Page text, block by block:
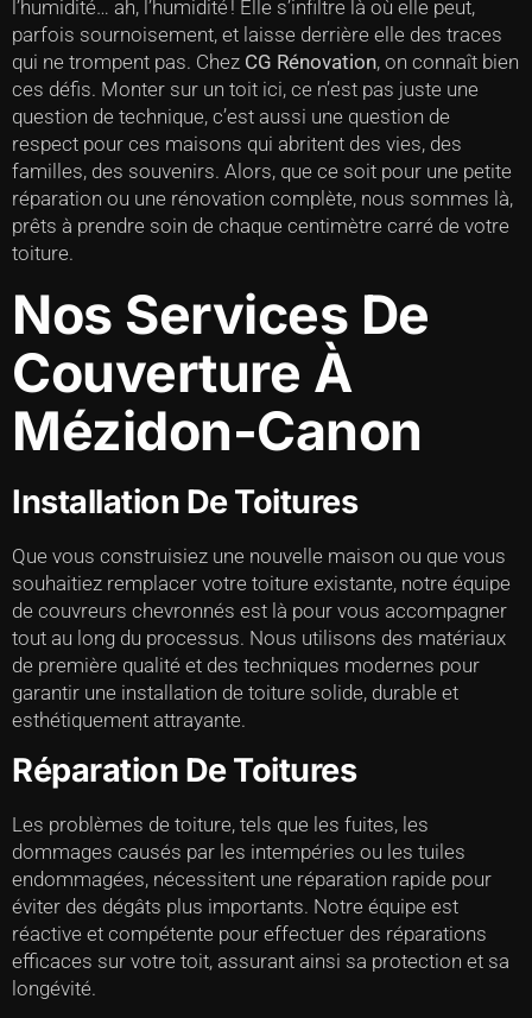
l’humidité… ah, l’humidité ! Elle s’infiltre là où elle peut,
parfois sournoisement, et laisse derrière elle des traces
qui ne trompent pas. Chez CG Rénovation, on connaît bien
ces défis. Monter sur un toit ici, ce n’est pas juste une
question de technique, c’est aussi une question de
respect pour ces maisons qui abritent des vies, des
familles, des souvenirs. Alors, que ce soit pour une petite
réparation ou une rénovation complète, nous sommes là,
prêts à prendre soin de chaque centimètre carré de votre
toiture.
Nos Services De
Couverture À
Mézidon-Canon
Installation De Toitures
Que vous construisiez une nouvelle maison ou que vous
souhaitiez remplacer votre toiture existante, notre équipe
de couvreurs chevronnés est là pour vous accompagner
tout au long du processus. Nous utilisons des matériaux
de première qualité et des techniques modernes pour
garantir une installation de toiture solide, durable et
esthétiquement attrayante.
Réparation De Toitures
Les problèmes de toiture, tels que les fuites, les
dommages causés par les intempéries ou les tuiles
endommagées, nécessitent une réparation rapide pour
éviter des dégâts plus importants. Notre équipe est
réactive et compétente pour effectuer des réparations
efficaces sur votre toit, assurant ainsi sa protection et sa
longévité.